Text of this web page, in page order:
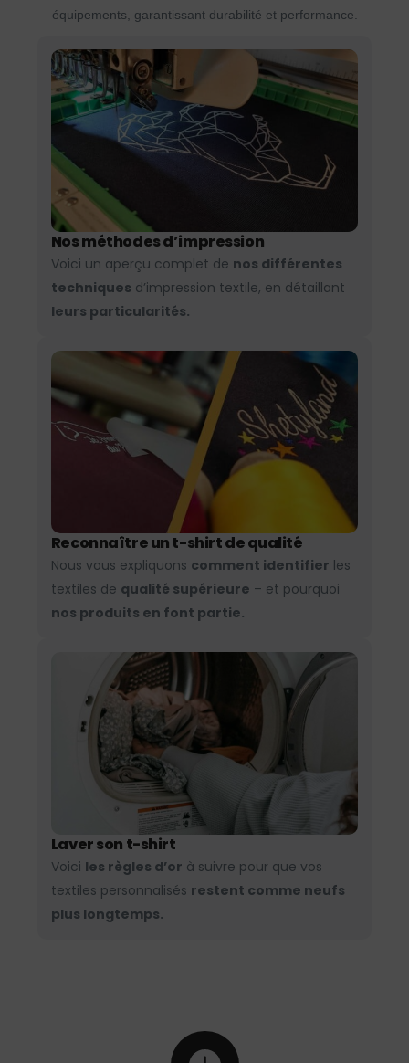
équipements, garantissant durabilité et performance.
Nos méthodes d’impression
Voici un aperçu complet de nos différentes
techniques d’impression textile, en détaillant
leurs particularités.
Reconnaître un t-shirt de qualité
Nous vous expliquons comment identifier les
textiles de qualité supérieure – et pourquoi
nos produits en font partie.
Laver son t-shirt
Voici les règles d’or à suivre pour que vos
textiles personnalisés restent comme neufs
plus longtemps.